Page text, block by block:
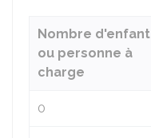
Nombre d'enfant
ou personne à
charge
0